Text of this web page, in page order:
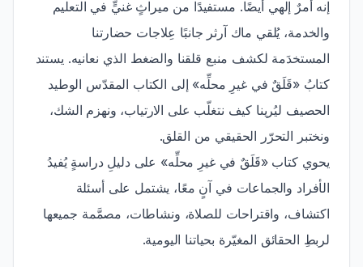
إنه أمرٌ إلهي أيضًا. مستفيدًا من ميراثٍ غنيٍّ في التعليم
والخدمة، يُلقي ماك آرثر جانبًا عِلاجات حضارتنا
المستخدَمة لكشف منبع قلقنا والضغط الذي نعانيه. يستند
كتابُ «قَلَقٌ في غيرِ محلِّه» إلى الكتاب المقدّس الوطيد
الحصيف ليُرينا كيف نتغلّب على الارتياب، ونهزم الشك،
ونختبر التحرّر الحقيقي من القلق.
يحوي كتاب «قَلَقٌ في غيرِ محلِّه» على دليلِ دراسةٍ يُفيدُ
الأفراد والجماعات في آنٍ معًا، يشتمل على أسئلة
اكتشاف، واقتراحات للصلاة، ونشاطات، مصمَّمة جميعها
لربطِ الحقائق المغيّرة بحياتنا اليومية.